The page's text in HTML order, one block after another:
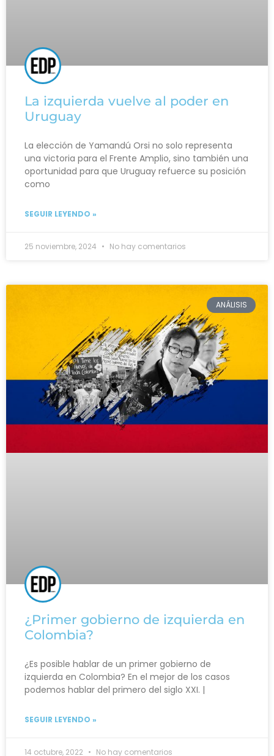
La izquierda vuelve al poder en
Uruguay
La elección de Yamandú Orsi no solo representa
una victoria para el Frente Amplio, sino también una
oportunidad para que Uruguay refuerce su posición
como
SEGUIR LEYENDO »
25 noviembre, 2024 No hay comentarios
ANÁLISIS
¿Primer gobierno de izquierda en
Colombia?
¿Es posible hablar de un primer gobierno de
izquierda en Colombia? En el mejor de los casos
podemos hablar del primero del siglo XXI. |
SEGUIR LEYENDO »
14 octubre, 2022 No hay comentarios